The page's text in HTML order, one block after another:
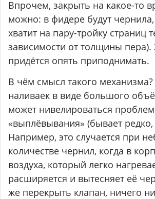
Впрочем, закрыть на какое-то
можно: в фидере будут
хватит на пару-тройку страниц
зависимости от толщины пера).
придётся опять приподнимать.
В чём смысл такого
наливаек в виде большого
может нивелироваться
«выплёвывания» (бывает
Например, это случается при
количестве чернил, когда в
воздуха, который легко
расширяется и вытесняет её
же перекрыть клапан, ничего